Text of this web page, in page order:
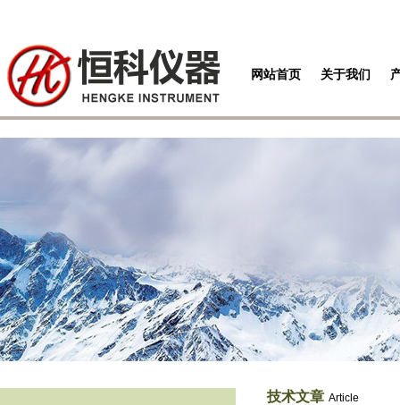
网站首页 关于我们
技术文章 Article